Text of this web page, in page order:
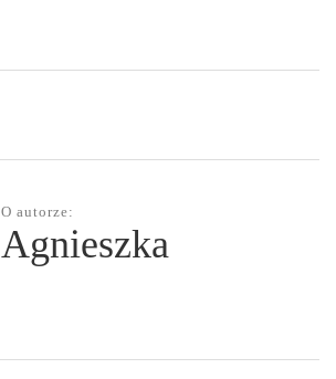
O autorze:
Agnieszka